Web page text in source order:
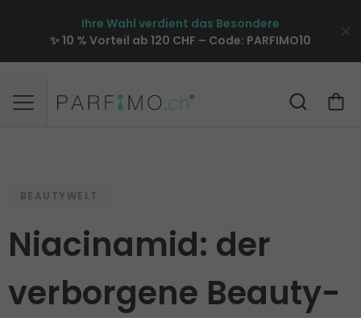
Ihre Wahl verdient das Besondere
✨ 10 % Vorteil ab 120 CHF – Code: PARFIMO10
BEAUTYWELT
Niacinamid: der
verborgene Beauty-